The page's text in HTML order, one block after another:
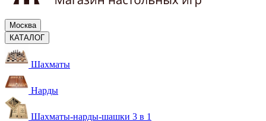
Москва
КАТАЛОГ
Шахматы
Нарды
Шахматы-нарды-шашки 3 в 1